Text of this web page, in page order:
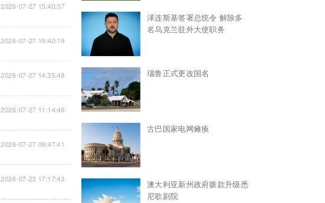
2026-07-27 15:40:37
2026-07-27 15:40:19
2026-07-27 14:35:48
2026-07-27 11:14:46
2026-07-27 09:47:41
2026-07-23 17:17:43
泽连斯基签署总统令 解除多
名乌克兰驻外大使职务
瑙鲁正式更改国名
古巴国家电网瘫痪
澳大利亚新州政府拨款升级悉
尼歌剧院